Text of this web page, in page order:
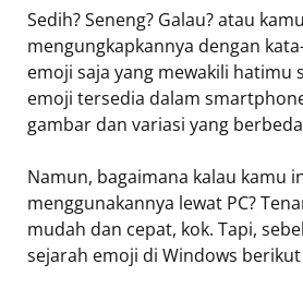
Sedih? Seneng? Galau? atau
mengungkapkannya dengan
emoji saja yang mewakili hatimu
emoji tersedia dalam
gambar dan variasi yang
Namun, bagaimana kalau kamu
menggunakannya lewat PC?
mudah dan cepat, kok. Tapi,
sejarah emoji di Windows